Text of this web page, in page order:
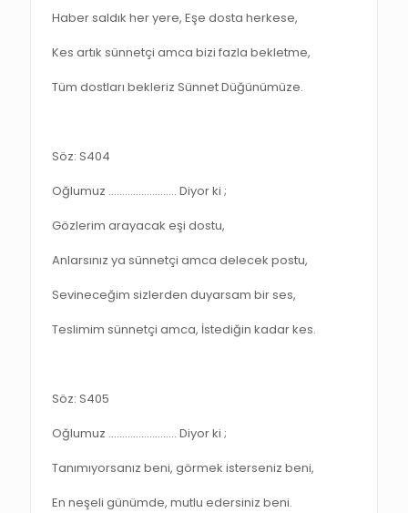
Haber saldık her yere, Eşe dosta herkese,
Kes artık sünnetçi amca bizi fazla bekletme,
Tüm dostları bekleriz Sünnet Düğünümüze.
Söz: S404
Oğlumuz ……………………. Diyor ki ;
Gözlerim arayacak eşi dostu,
Anlarsınız ya sünnetçi amca delecek postu,
Sevineceğim sizlerden duyarsam bir ses,
Teslimim sünnetçi amca, İstediğin kadar kes.
Söz: S405
Oğlumuz ……………………. Diyor ki ;
Tanımıyorsanız beni, görmek isterseniz beni,
En neşeli günümde, mutlu edersiniz beni.